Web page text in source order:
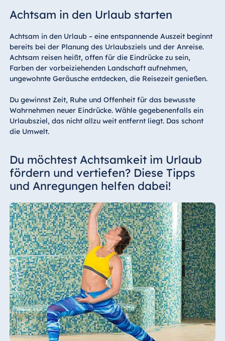
Achtsam in den Urlaub starten
Achtsam in den Urlaub – eine entspannende Auszeit beginnt
bereits bei der Planung des Urlaubsziels und der Anreise.
Achtsam reisen heißt, offen für die Eindrücke zu sein,
Farben der vorbeiziehenden Landschaft aufnehmen,
ungewohnte Geräusche entdecken, die Reisezeit genießen.
Du gewinnst Zeit, Ruhe und Offenheit für das bewusste
Wahrnehmen neuer Eindrücke. Wähle gegebenenfalls ein
Urlaubsziel, das nicht allzu weit entfernt liegt. Das schont
die Umwelt.
Du möchtest Achtsamkeit im Urlaub
fördern und vertiefen? Diese Tipps
und Anregungen helfen dabei!